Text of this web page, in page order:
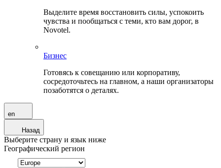
Выделите время восстановить силы, успокоить
чувства и пообщаться с теми, кто вам дорог, в
Novotel.
Бизнес
Готовясь к совещанию или корпоративу,
сосредоточьтесь на главном, а наши организаторы
позаботятся о деталях.
en
Назад
Выберите страну и язык ниже
Географический регион